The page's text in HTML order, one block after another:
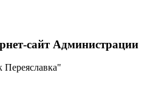
сайт Администрации
Переяславка"